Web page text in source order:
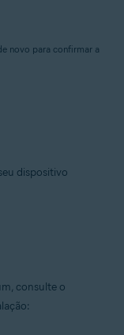
novo para confirmar a
dispositivo
consulte o